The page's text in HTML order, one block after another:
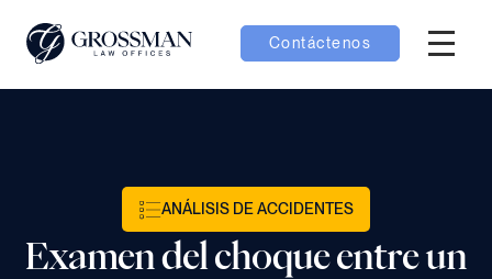
Contáctenos
Menú
Resultados
ANÁLISIS DE ACCIDENTES
Examen del choque entre un